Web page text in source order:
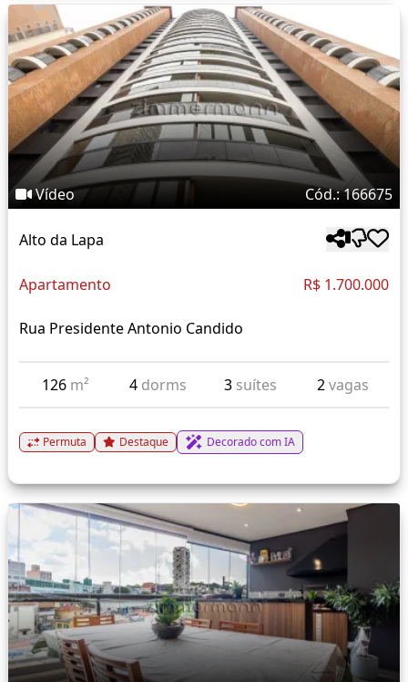
Vídeo Cód.: 166675
Alto da Lapa
Apartamento R$ 1.700.000
Rua Presidente Antonio Candido
126 m² 4 dorms 3 suítes 2vagas
Permuta Destaque Decorado com IA